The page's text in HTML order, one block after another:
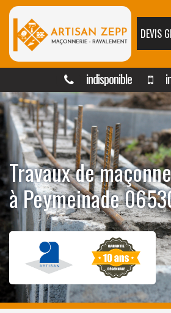
DEVIS
indisponible
Travaux de
à Peymeinade